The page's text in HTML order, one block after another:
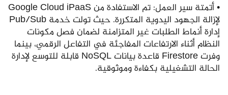
• أتمتة سير العمل: تم الاستفادة من Google Cloud iPaaS
لإزالة الجهود اليدوية المتكررة. حيث تولت خدمة Pub/Sub
إدارة أنماط الطلبات غير المتزامنة لضمان فصل مكونات
النظام أثناء الارتفاعات المفاجئة في التفاعل الرقمي، بينما
وفرت Firestore قاعدة بيانات NoSQL قابلة للتوسع لإدارة
الحالة التشغيلية بكفاءة وموثوقية.